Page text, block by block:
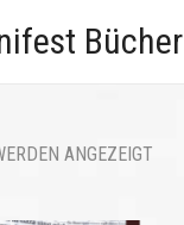
Bücher
ANGEZEIGT